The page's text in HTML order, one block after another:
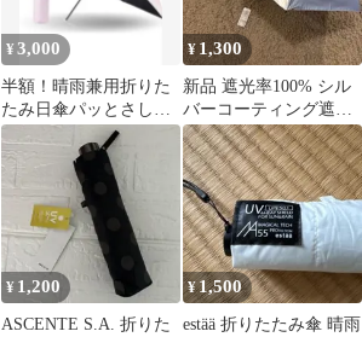
¥3,000
半額！晴雨兼用折りた
たみ日傘パッとさし
て、サッとしまえる傘
コワザ(kowaza)
¥ 1,300
新品 遮光率100% シル
バーコーティング遮熱
遮光折りたたみ傘
¥ 1,200
ASCENTE S.A. 折りた
¥1,500
estää 折りたたみ傘 晴雨